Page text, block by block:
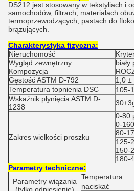
DS212 jest stosowany w tekstyliach i
samochodów, filtrach, materiałach
termoprzewodzących, pastach do
brązujących.
Charakterystyka fizyczna:
Nieruchomość
Wygląd zewnętrzny
biały
Kompozycja
Gęstość ASTM D-792
1,0 ±
Temperatura topnienia DSC
105-
Wskaźnik płynięcia ASTM D-
1238
Zakres wielkości proszku
0-80
0-
80-
125-
150-
180-
Parametry techniczne:
Parametry wiązania
Temperatura
naciskać